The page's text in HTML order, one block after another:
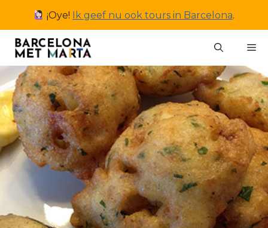
inhoud
¡Oye! Ik geef nu ook tours in Barcelona.